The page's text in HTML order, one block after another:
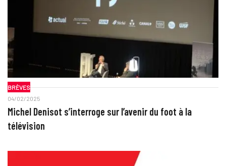
BRÈVES
04/02/2025
Michel Denisot s’interroge sur l’avenir du foot à la
télévision